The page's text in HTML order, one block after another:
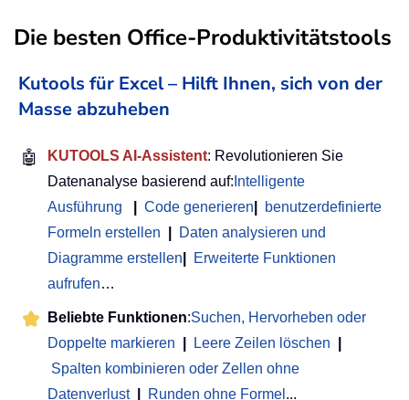
Die besten Office-Produktivitätstools
Kutools für Excel – Hilft Ihnen, sich von der
Masse abzuheben
🤖 KUTOOLS AI-Assistent: Revolutionieren Sie
Datenanalyse basierend auf: Intelligente
Ausführung
Code generieren
benutzerdefinierte
Formeln erstellen
Daten analysieren und
Diagramme erstellen
Erweiterte Funktionen
aufrufen…
Beliebte Funktionen:Suchen, Hervorheben oder
Doppelte markieren
Leere Zeilen löschen
Spalten kombinieren oder Zellen ohne
Datenverlust
Runden ohne Formel ...